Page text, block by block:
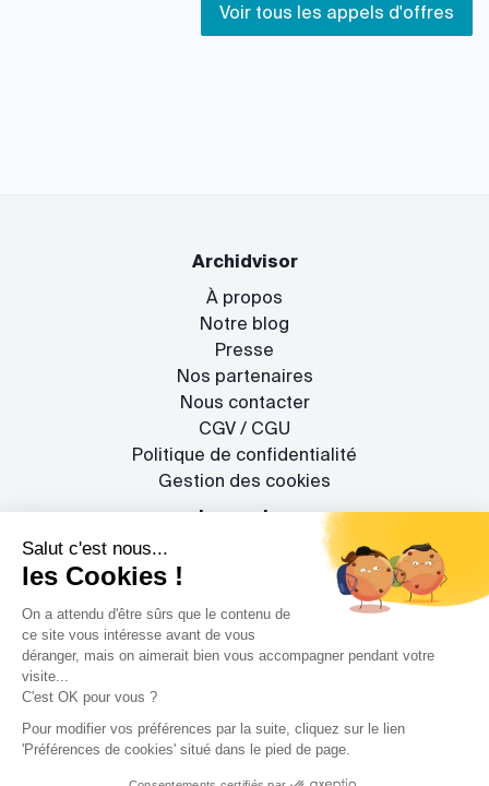
Salut c'est nous...
les Cookies !
On a attendu d'être sûrs que le contenu de
ce site vous intéresse avant de vous
déranger, mais on aimerait bien vous accompagner pendant votre
visite...
C'est OK pour vous ?
Pour modifier vos préférences par la suite, cliquez sur le lien
'Préférences de cookies' situé dans le pied de page.
Voir tous les appels d'offres
Archidvisor
À propos
Notre blog
Presse
Nos partenaires
Nous contacter
CGV / CGU
Politique de confidentialité
Gestion des cookies
Le service
www.archidvisor.com est évalué 4,7/5 sur
trustpilot.com